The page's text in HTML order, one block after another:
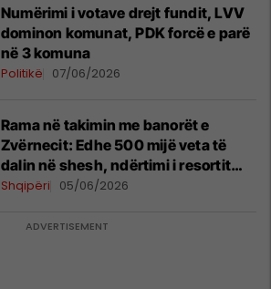
Numërimi i votave drejt fundit, LVV
dominon komunat, PDK forcë e parë
në 3 komuna
Politikë 07/06/2026
Rama në takimin me banorët e
Zvërnecit: Edhe 500 mijë veta të
dalin në shesh, ndërtimi i resortit
nuk anulohet
Shqipëri 05/06/2026